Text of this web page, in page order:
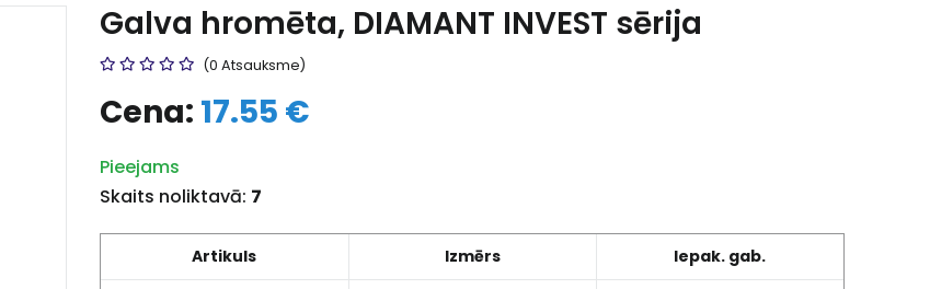
Galva hromēta, DIAMANT INVEST sērija
(0 Atsauksme)
Cena: 17.55 €
Pieejams
Skaits noliktavā: 7
Artikuls Izmērs Iepak. gab.